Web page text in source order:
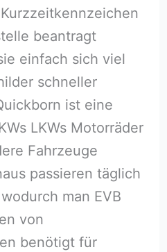
beantragt
einfach sich viel
schneller
ist eine
LKWs Motorräder
Fahrzeuge
passieren täglich
man EVB
von
benötigt für